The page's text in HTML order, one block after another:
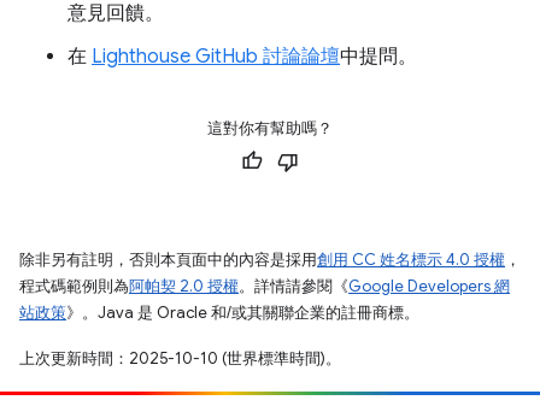
意見回饋。
在 Lighthouse GitHub 討論論壇中提問。
這對你有幫助嗎？
除非另有註明，否則本頁面中的內容是採用創用 CC 姓名標示 4.0 授權 ，
程式碼範例則為阿帕契 2.0 授權。詳情請參閱《Google Developers 網
站政策》。Java 是 Oracle 和/或其關聯企業的註冊商標。
上次更新時間：2025-10-10 (世界標準時間)。